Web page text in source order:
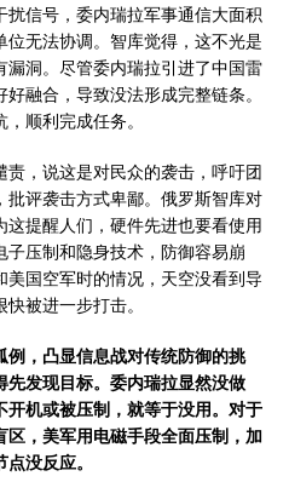
信号，委内瑞拉军事通信大面积
无法协调。智库觉得，这不光是
洞。尽管委内瑞拉引进了中国雷
融合，导致没法形成完整链条。
顺利完成任务。
，说这是对民众的袭击，呼吁团
评袭击方式卑鄙。俄罗斯智库对
提醒人们，硬件先进也要看使用
压制和隐身技术，防御容易崩
国空军时的情况，天空没看到导
被进一步打击。
，凸显信息战对传统防御的挑
发现目标。委内瑞拉显然没做
机或被压制，就等于没用。对于
，美军用电磁手段全面压制，加
没反应。